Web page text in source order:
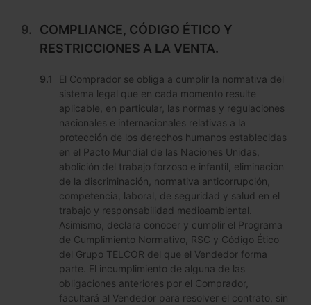
COMPLIANCE, CÓDIGO ÉTICO Y
RESTRICCIONES A LA VENTA.
El Comprador se obliga a cumplir la normativa del
sistema legal que en cada momento resulte
aplicable, en particular, las normas y regulaciones
nacionales e internacionales relativas a la
protección de los derechos humanos establecidas
en el Pacto Mundial de las Naciones Unidas,
abolición del trabajo forzoso e infantil, eliminación
de la discriminación, normativa anticorrupción,
competencia, laboral, de seguridad y salud en el
trabajo y responsabilidad medioambiental.
Asimismo, declara conocer y cumplir el Programa
de Cumplimiento Normativo, RSC y Código Ético
del Grupo TELCOR del que el Vendedor forma
parte. El incumplimiento de alguna de las
obligaciones anteriores por el Comprador,
facultará al Vendedor para resolver el contrato, sin